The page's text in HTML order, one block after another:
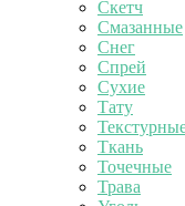
Скетч
Смазанные
Снег
Спрей
Сухие
Тату
Ткань
Точечные
Трава